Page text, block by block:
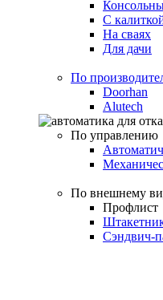
С
На сваях
Для дачи
По
Doorhan
Alutech
По управлению
По внешнему
Профлист
Сэндвич-